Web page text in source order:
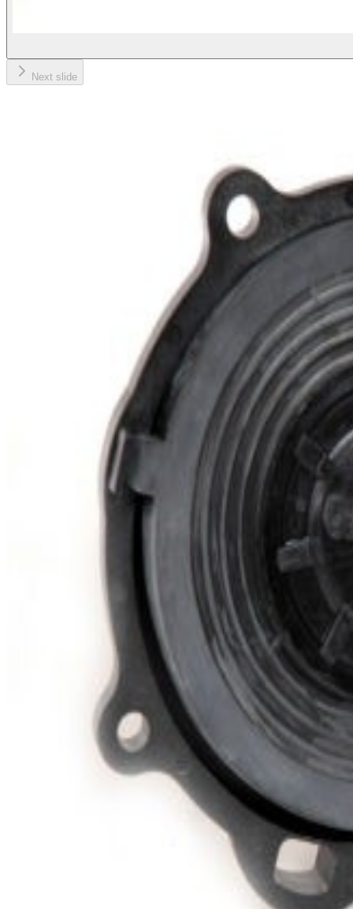
Next slide